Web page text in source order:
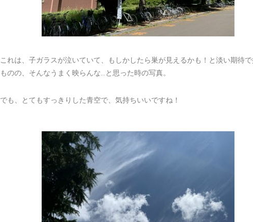
これは、子ガラスが泣いていて、もしかしたら巣が見えるかも！と淡い期待
ものの、そんなうまく映らんな…と思った時の写真。
でも、とてもすっきりした青空で、気持ちいいですね！